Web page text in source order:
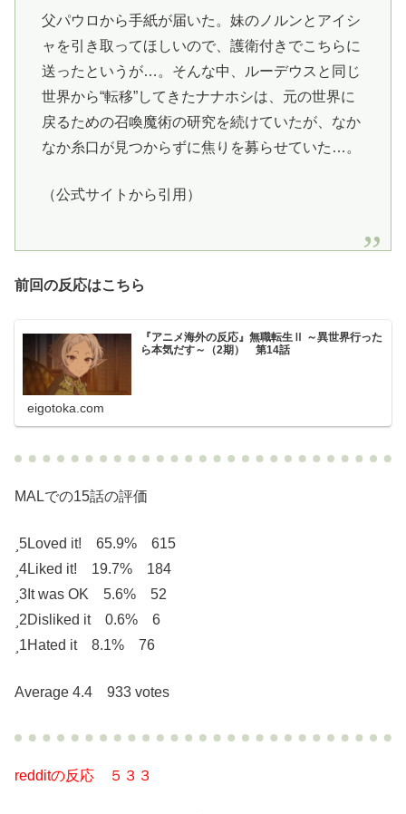
父パウロから手紙が届いた。妹のノルンとアイシ
ャを引き取ってほしいので、護衛付きでこちらに
送ったというが…。そんな中、ルーデウスと同じ
世界から“転移”してきたナナホシは、元の世界に
戻るための召喚魔術の研究を続けていたが、なか
なか糸口が見つからずに焦りを募らせていた…。
（公式サイトから引用）
前回の反応はこちら
『アニメ海外の反応』無職転生Ⅱ ～異世界行った
ら本気だす～（2期） 第14話
eigotoka.com
MALでの15話の評価
5Loved it! 65.9% 615
4Liked it! 19.7% 184
3 It was OK 5.6% 52
2Disliked it 0.6% 6
1Hated it 8.1% 76
Average 4.4 933 votes
redditの反応 ５３３